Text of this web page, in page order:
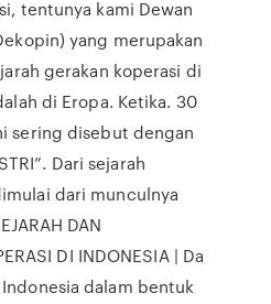
tentunya kami Dewan
yang merupakan
gerakan koperasi di
di Eropa. Ketika. 30
sering disebut dengan
Dari sejarah
dari munculnya
DAN
DI INDONESIA | Da
dalam bentuk